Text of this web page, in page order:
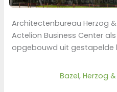
Architectenbureau Herzog
Actelion Business Center
opgebouwd uit gestapelde
Bazel, Herzog